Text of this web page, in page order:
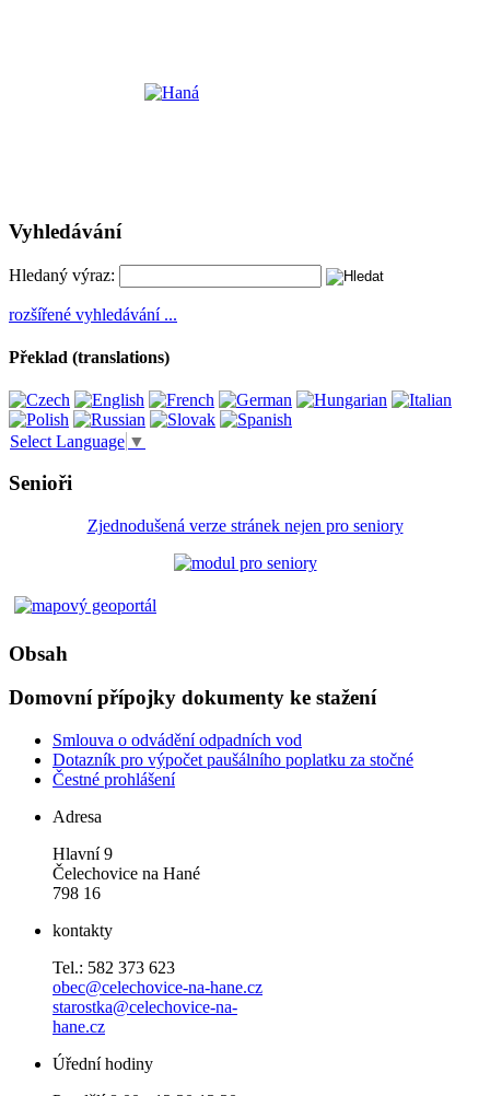
Vyhledávání
Hledaný výraz:
rozšířené vyhledávání ...
Překlad (translations)
Select Language ▼
Senioři
Zjednodušená verze stránek nejen pro seniory
Obsah
Domovní přípojky dokumenty ke stažení
Smlouva o odvádění odpadních vod
Dotazník pro výpočet paušálního poplatku za stočné
Čestné prohlášení
Adresa
Hlavní 9
Čelechovice na Hané
798 16
kontakty
Tel.: 582 373 623
obec@celechovice-na-hane.cz
starostka@celechovice-na-
hane.cz
Úřední hodiny